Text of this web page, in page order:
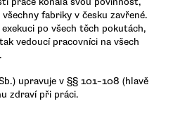
fabriky v česku zavřené.
po všech těch pokutách,
vedoucí pracovníci na všech
upravuje v §§ 101–108 (hlavě
zdraví při práci.